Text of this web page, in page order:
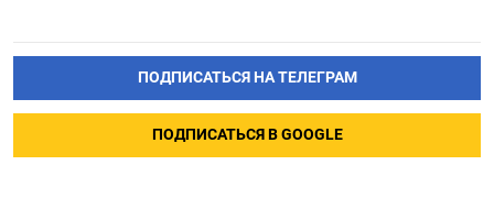
ПОДПИСАТЬСЯ НА ТЕЛЕГРАМ
ПОДПИСАТЬСЯ В GOOGLE